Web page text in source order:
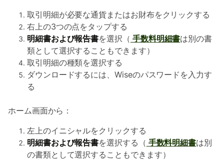
取引明細が必要な通貨またはお財布をクリックする
右上の3つの点をタップする
明細書および報告書を選択（ 手数料明細書は別の書
類として選択することもできます）
取引明細の種類を選択する
ダウンロードするには、Wiseのパスワードを入力す
る
ホーム画面から：
左上のイニシャルをクリックする
明細書および報告書を選択する（ 手数料明細書は別
の書類として選択することもできます）